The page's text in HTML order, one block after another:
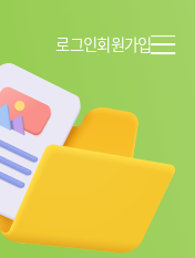
로그인회원가입